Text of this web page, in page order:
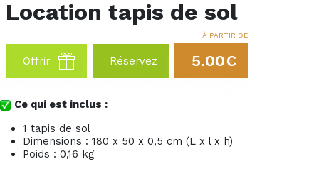
Location tapis de sol
Offrir Réservez
À PARTIR DE
5.00€
Ce qui est inclus :
1 tapis de sol
Dimensions : 180 x 50 x 0,5 cm (L x l x h)
Poids : 0,16 kg